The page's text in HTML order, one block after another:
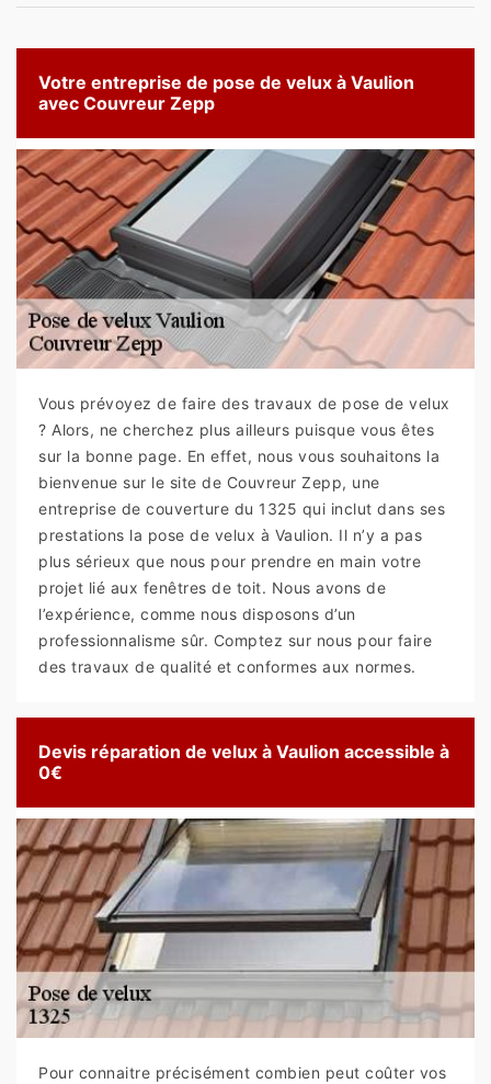
Votre entreprise de pose de velux à Vaulion
avec Couvreur Zepp
Vous prévoyez de faire des travaux de pose de velux
? Alors, ne cherchez plus ailleurs puisque vous êtes
sur la bonne page. En effet, nous vous souhaitons la
bienvenue sur le site de Couvreur Zepp, une
entreprise de couverture du 1325 qui inclut dans ses
prestations la pose de velux à Vaulion. Il n’y a pas
plus sérieux que nous pour prendre en main votre
projet lié aux fenêtres de toit. Nous avons de
l’expérience, comme nous disposons d’un
professionnalisme sûr. Comptez sur nous pour faire
des travaux de qualité et conformes aux normes.
Devis réparation de velux à Vaulion accessible à
0€
Pour connaitre précisément combien peut coûter vos